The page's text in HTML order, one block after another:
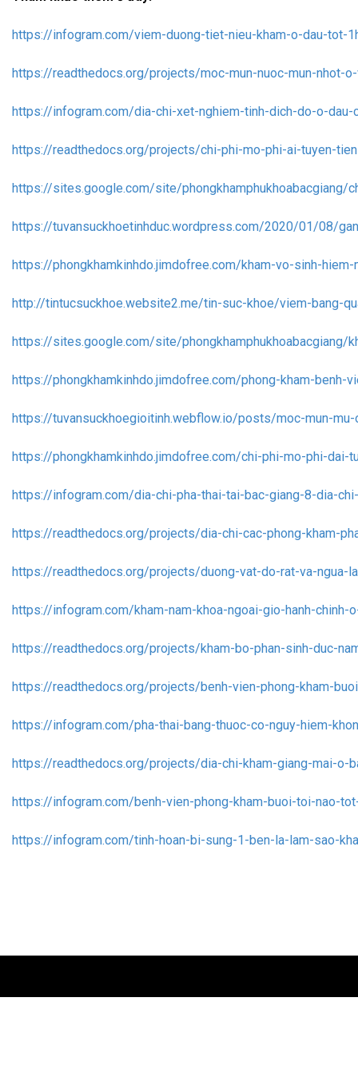
https://infogram.com/viem-duong-tiet-nieu-kham-o-dau-tot-
https://readthedocs.org/projects/moc-mun-nuoc-mun-nhot-
https://infogram.com/dia-chi-xet-nghiem-tinh-dich-do-o-dau-
https://readthedocs.org/projects/chi-phi-mo-phi-ai-tuyen-
https://sites.google.com/site/phongkhamphukhoabacgiang/
https://tuvansuckhoetinhduc.wordpress.com/2020/01/08/
https://phongkhamkinhdo.jimdofree.com/kham-vo-sinh-
http://tintucsuckhoe.website2.me/tin-suc-khoe/viem-bang-
https://sites.google.com/site/phongkhamphukhoabacgiang/
https://phongkhamkinhdo.jimdofree.com/phong-kham-benh-
https://tuvansuckhoegioitinh.webflow.io/posts/moc-mun-
https://phongkhamkinhdo.jimdofree.com/chi-phi-mo-phi-dai-
https://infogram.com/dia-chi-pha-thai-tai-bac-giang-8-dia-
https://readthedocs.org/projects/dia-chi-cac-phong-kham-
https://readthedocs.org/projects/duong-vat-do-rat-va-ngua-
https://infogram.com/kham-nam-khoa-ngoai-gio-hanh-chinh-
https://readthedocs.org/projects/kham-bo-phan-sinh-duc-
https://readthedocs.org/projects/benh-vien-phong-kham-
https://infogram.com/pha-thai-bang-thuoc-co-nguy-hiem-
https://readthedocs.org/projects/dia-chi-kham-giang-mai-o-
https://infogram.com/benh-vien-phong-kham-buoi-toi-nao-
https://infogram.com/tinh-hoan-bi-sung-1-ben-la-lam-sao-